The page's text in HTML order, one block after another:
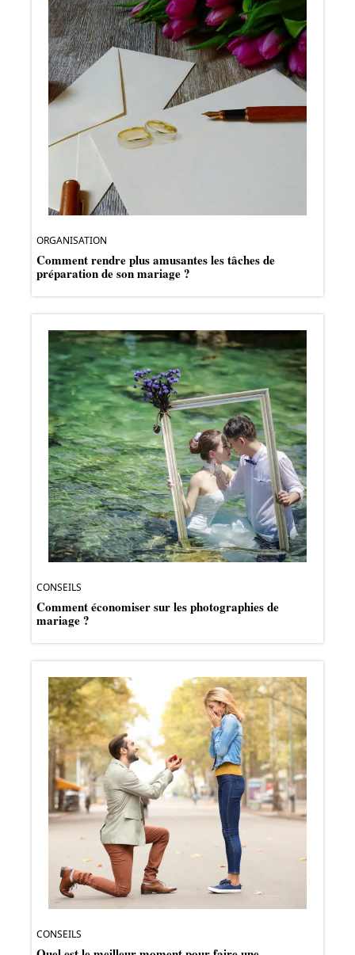
ORGANISATION
Comment rendre plus amusantes les tâches de
préparation de son mariage ?
CONSEILS
Comment économiser sur les photographies de
mariage ?
CONSEILS